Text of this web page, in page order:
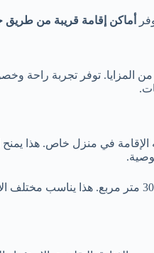
أماكن إقامة قريبة من طريق
المزايا. توفر تجربة راحة
في منزل خاص. هذا يمنح